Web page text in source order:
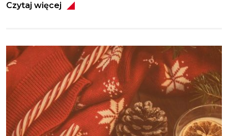
Czytaj więcej
Obraz